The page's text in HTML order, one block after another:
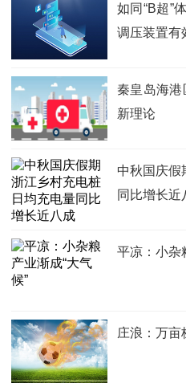
如同“B超”
调压装置有
秦皇岛海港
新理论
中秋国庆假
同比增长近
平凉：小杂
庄浪：万亩